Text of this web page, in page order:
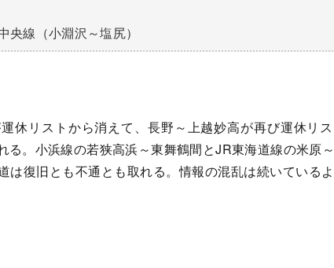
線（小淵沢～塩尻）
休リストから消えて、長野～上越妙高が再び運休リ
る。小浜線の若狭高浜～東舞鶴間とJR東海道線の米原
は復旧とも不通とも取れる。情報の混乱は続いている